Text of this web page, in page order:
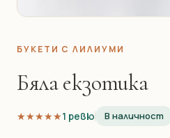
БУКЕТИ С ЛИЛИУМИ
Бяла екзотика
★★★★★
★★★★★1 ревю В наличност